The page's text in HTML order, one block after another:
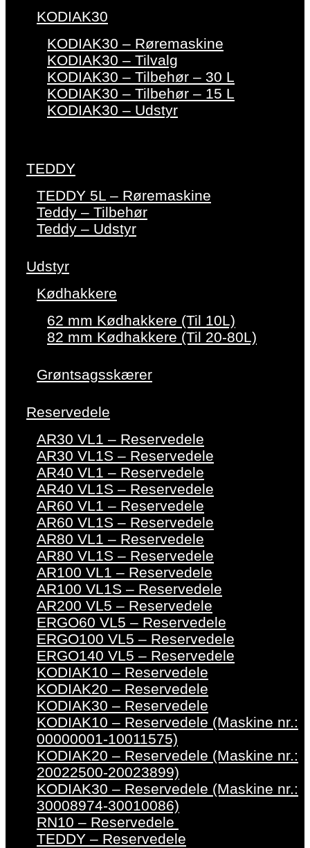
KODIAK30
KODIAK30 – Røremaskine
KODIAK30 – Tilvalg
KODIAK30 – Tilbehør – 30 L
KODIAK30 – Tilbehør – 15 L
KODIAK30 – Udstyr
TEDDY
TEDDY 5L – Røremaskine
Teddy – Tilbehør
Teddy – Udstyr
Udstyr
Kødhakkere
62 mm Kødhakkere (Til 10L)
82 mm Kødhakkere (Til 20-80L)
Grøntsagsskærer
Reservedele
AR30 VL1 – Reservedele
AR30 VL1S – Reservedele
AR40 VL1 – Reservedele
AR40 VL1S – Reservedele
AR60 VL1 – Reservedele
AR60 VL1S – Reservedele
AR80 VL1 – Reservedele
AR80 VL1S – Reservedele
AR100 VL1 – Reservedele
AR100 VL1S – Reservedele
AR200 VL5 – Reservedele
ERGO60 VL5 – Reservedele
ERGO100 VL5 – Reservedele
ERGO140 VL5 – Reservedele
KODIAK10 – Reservedele
KODIAK20 – Reservedele
KODIAK30 – Reservedele
KODIAK10 – Reservedele (Maskine nr.:
00000001-10011575)
KODIAK20 – Reservedele (Maskine nr.:
20022500-20023899)
KODIAK30 – Reservedele (Maskine nr.:
30008974-30010086)
RN10 – Reservedele
TEDDY – Reservedele